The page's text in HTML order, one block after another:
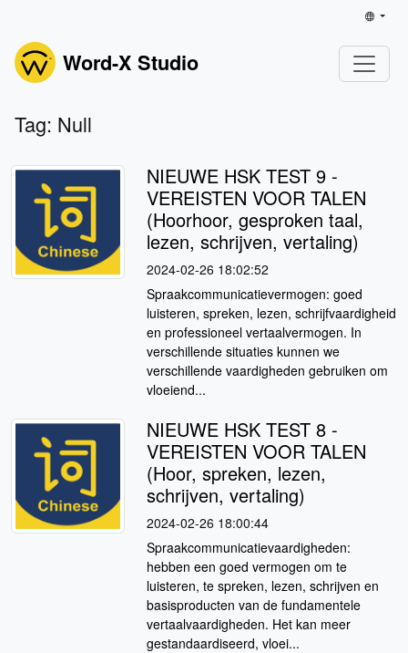
Word-X Studio
Tag: Null
NIEUWE HSK TEST 9 -
VEREISTEN VOOR TALEN
(Hoorhoor, gesproken taal,
lezen, schrijven, vertaling)
2024-02-26 18:02:52
Spraakcommunicatievermogen: goed
luisteren, spreken, lezen, schrijfvaardigheid
en professioneel vertaalvermogen. In
verschillende situaties kunnen we
verschillende vaardigheden gebruiken om
vloeiend...
NIEUWE HSK TEST 8 -
VEREISTEN VOOR TALEN
(Hoor, spreken, lezen,
schrijven, vertaling)
2024-02-26 18:00:44
Spraakcommunicatievaardigheden:
hebben een goed vermogen om te
luisteren, te spreken, lezen, schrijven en
basisproducten van de fundamentele
vertaalvaardigheden. Het kan meer
gestandaardiseerd, vloei...